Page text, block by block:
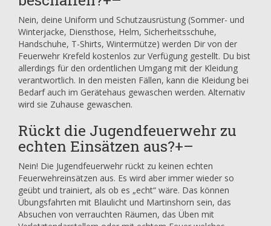
Nein, deine Uniform und Schutzausrüstung (Sommer- und
Winterjacke, Diensthose, Helm, Sicherheitsschuhe,
Handschuhe, T-Shirts, Wintermütze) werden Dir von der
Feuerwehr Krefeld kostenlos zur Verfügung gestellt. Du bist
allerdings für den ordentlichen Umgang mit der Kleidung
verantwortlich. In den meisten Fällen, kann die Kleidung bei
Bedarf auch im Gerätehaus gewaschen werden. Alternativ
wird sie Zuhause gewaschen.
Rückt die Jugendfeuerwehr zu
echten Einsätzen aus?+–
Nein! Die Jugendfeuerwehr rückt zu keinen echten
Feuerwehreinsätzen aus. Es wird aber immer wieder so
geübt und trainiert, als ob es „echt“ wäre. Das können
Übungsfahrten mit Blaulicht und Martinshorn sein, das
Absuchen von verrauchten Räumen, das Üben mit